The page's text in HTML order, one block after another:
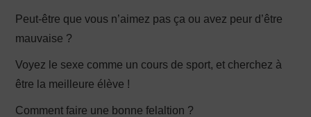
Peut-être que vous n’aimez pas ça ou avez peur d’être
mauvaise ?
Voyez le sexe comme un cours de sport, et cherchez à
être la meilleure élève !
Comment faire une bonne felaltion ?